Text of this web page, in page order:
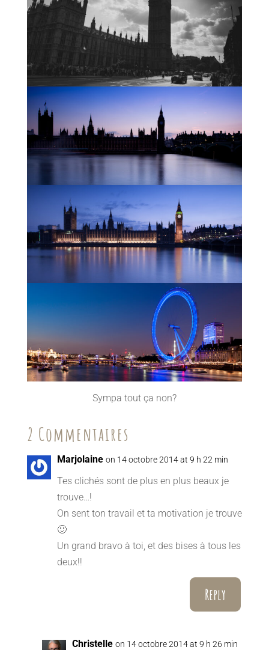
Sympa tout ça non?
2 Commentaires
Marjolaine on 14 octobre 2014 at 9 h 22 min
Tes clichés sont de plus en plus beaux je
trouve…!
On sent ton travail et ta motivation je trouve
🙂
Un grand bravo à toi, et des bises à tous les
deux!!
Reply
Christelle on 14 octobre 2014 at 9 h 26 min